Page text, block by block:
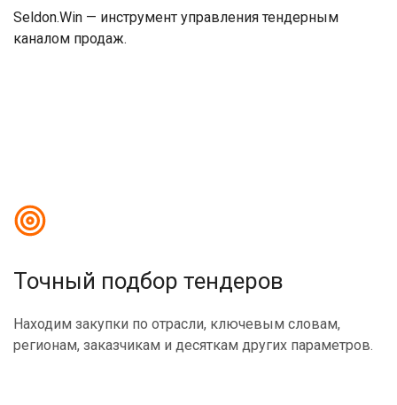
Seldon.Win — инструмент управления тендерным
каналом продаж.
Точный подбор тендеров
Находим закупки по отрасли, ключевым словам,
регионам, заказчикам и десяткам других параметров.